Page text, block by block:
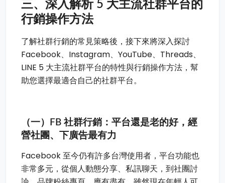
三、深入解析 5 大主流社群平台的
行銷操作方法
了解社群行銷的常見策略後，接下來將深入探討
Facebook、Instagram、YouTube、Threads、
LINE 5 大主流社群平台的特性與行銷操作方法，幫
助您選擇最適合自己的社群平台。
（一）FB 社群行銷：平台還是老的好，經
營社團、下廣告最有力
Facebook 至今仍有許多台灣使用者，平台功能也
非常多元，從個人動態分享、私訊聊天，到社團討